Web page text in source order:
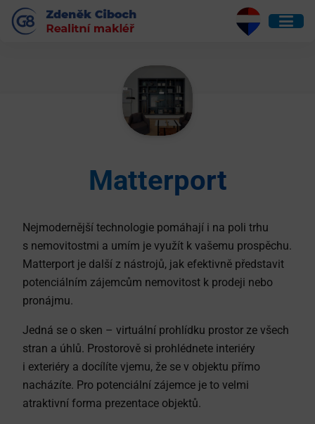
Matterport
Nejmodernější technologie pomáhají i na poli trhu
s nemovitostmi a umím je využít k vašemu prospěchu.
Matterport je další z nástrojů, jak efektivně představit
potenciálním zájemcům nemovitost k prodeji nebo
pronájmu.
Jedná se o sken – virtuální prohlídku prostor ze všech
stran a úhlů. Prostorově si prohlédnete interiéry
i exteriéry a docílíte vjemu, že se v objektu přímo
nacházíte. Pro potenciální zájemce je to velmi
atraktivní forma prezentace objektů.